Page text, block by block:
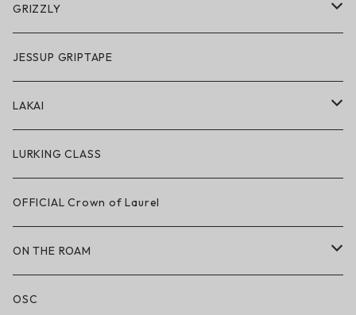
アクセサリー・小物
GRIZZLY
GRIZZLY × POLeR
アパレル
ハードグッズ
JESSUP GRIPTAPE
LAKAI
LAKAI × POLeR
LAKAI × CHOCOLATE
LAKAI × RIPNDIP
シューズ
LURKING CLASS
OFFICIAL Crown of Laurel
ON THE ROAM
アパレル
OSC